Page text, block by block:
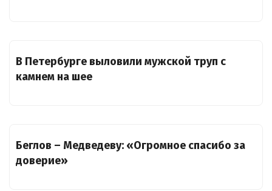
В Петербурге выловили мужской труп с
камнем на шее
Беглов – Медведеву: «Огромное спасибо за
доверие»